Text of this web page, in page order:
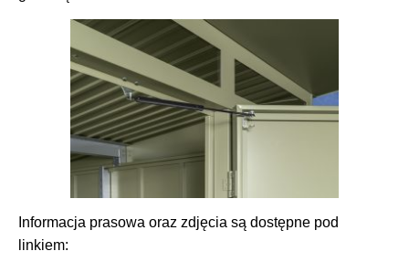
Informacja prasowa oraz zdjęcia są dostępne pod
linkiem: